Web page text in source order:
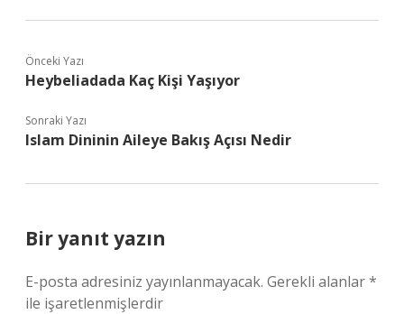
Önceki Yazı
Heybeliadada Kaç Kişi Yaşıyor
Sonraki Yazı
Islam Dininin Aileye Bakış Açısı Nedir
Bir yanıt yazın
E-posta adresiniz yayınlanmayacak. Gerekli alanlar*
ile işaretlenmişlerdir